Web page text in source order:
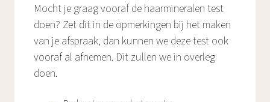
Mocht je graag vooraf de haarmineralen test
doen? Zet dit in de opmerkingen bij het maken
van je afspraak, dan kunnen we deze test ook
vooraf al afnemen. Dit zullen we in overleg
doen.